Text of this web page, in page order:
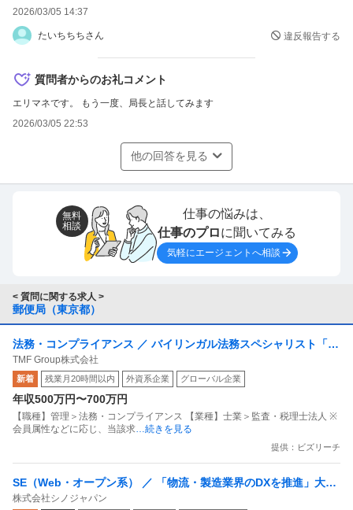
不安障害になってから１日もありません。
2026/03/05 14:37
たいちちちさん 違反報告する
質問者からのお礼コメント
エリマネです。 もう一度、局長と話してみます
2026/03/05 22:53
他の回答を見る
無料
相談
仕事の悩みは、
仕事のプロに聞いてみる
気軽にエージェントへ相談
< 質問に関する求人 >
郵便局（東京都）
法務・コンプライアンス ／ バイリンガル法務スペシャリスト「外
資系大手」
TMF Group株式会社
新着 残業月20時間以内 外資系企業 グローバル企業
年収500万円〜700万円
【職種】管理＞法務・コンプライアンス 【業種】士業＞監査・税理士法人 ※
会員属性などに応じ、当該求…続きを見る
提供：ビズリーチ
SE（Web・オープン系） ／ 「物流・製造業界のDXを推進」大手
顧客の課題解決から新機能開発まで／最先端技術でビジネスを加
株式会社シノジャパン